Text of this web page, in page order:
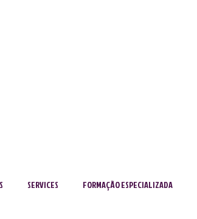
SERVICES FORMAÇÃO ESPECIALIZADA